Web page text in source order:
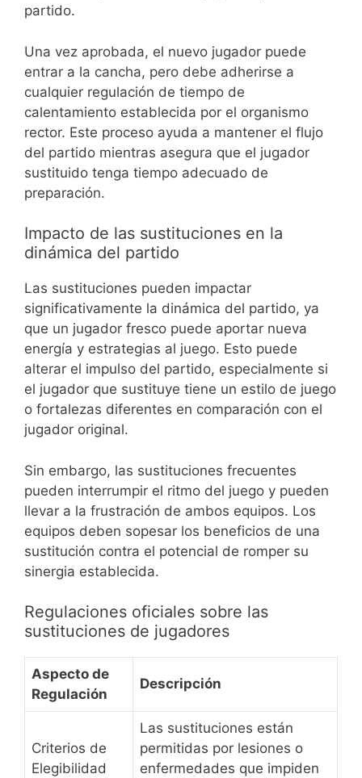
partido.
Una vez aprobada, el nuevo jugador puede
entrar a la cancha, pero debe adherirse a
cualquier regulación de tiempo de
calentamiento establecida por el organismo
rector. Este proceso ayuda a mantener el flujo
del partido mientras asegura que el jugador
sustituido tenga tiempo adecuado de
preparación.
Impacto de las sustituciones en la
dinámica del partido
Las sustituciones pueden impactar
significativamente la dinámica del partido, ya
que un jugador fresco puede aportar nueva
energía y estrategias al juego. Esto puede
alterar el impulso del partido, especialmente si
el jugador que sustituye tiene un estilo de juego
o fortalezas diferentes en comparación con el
jugador original.
Sin embargo, las sustituciones frecuentes
pueden interrumpir el ritmo del juego y pueden
llevar a la frustración de ambos equipos. Los
equipos deben sopesar los beneficios de una
sustitución contra el potencial de romper su
sinergia establecida.
Regulaciones oficiales sobre las
sustituciones de jugadores
Aspecto de
Regulación
Descripción
Criterios de
Elegibilidad
Las sustituciones están
permitidas por lesiones o
enfermedades que impiden